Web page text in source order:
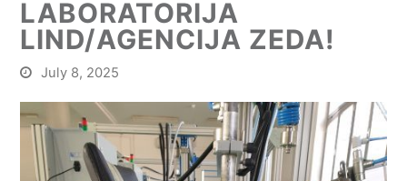
LABORATORIJA
LIND/AGENCIJA ZEDA!
July 8, 2025